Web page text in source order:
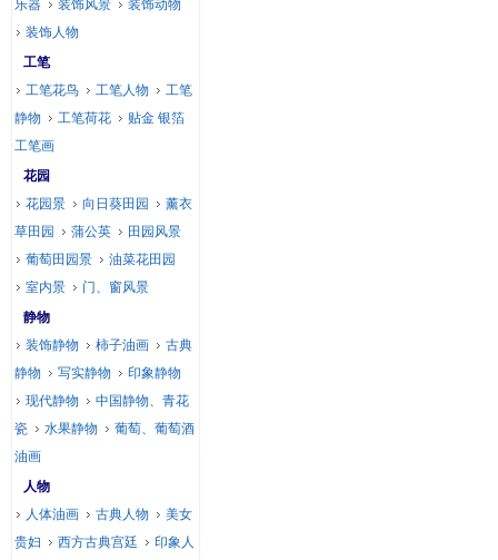
乐器 装饰风景
装饰动物
装饰人物
工笔
工笔花鸟
工笔人物
工笔
静物
工笔荷花
贴金 银箔
工笔画
花园
花园景
向日葵田园
薰衣
草田园
蒲公英
田园风景
葡萄田园景
油菜花田园
室内景
门、窗风景
静物
装饰静物
柿子油画
古典
静物
写实静物
印象静物
现代静物
中国静物、青花
瓷
水果静物
葡萄、葡萄酒
油画
人物
人体油画
古典人物
美女
贵妇
西方古典宫廷
印象人